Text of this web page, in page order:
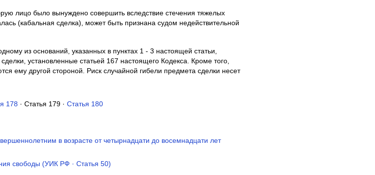
лицо было вынуждено совершить вследствие стечения тяжелых
(кабальная сделка), может быть признана судом недействительной
из оснований, указанных в пунктах 1 - 3 настоящей статьи,
установленные статьей 167 настоящего Кодекса. Кроме того,
ему другой стороной. Риск случайной гибели предмета сделки несет
178 · Статья 179 · Статья 180
в возрасте от четырнадцати до восемнадцати лет
свободы (УИК РФ · Статья 50)